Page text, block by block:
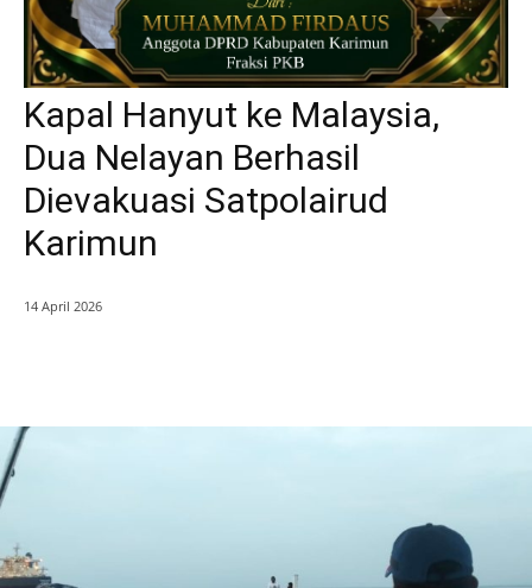
Kapal Hanyut ke Malaysia,
Dua Nelayan Berhasil
Dievakuasi Satpolairud
Karimun
14 April 2026